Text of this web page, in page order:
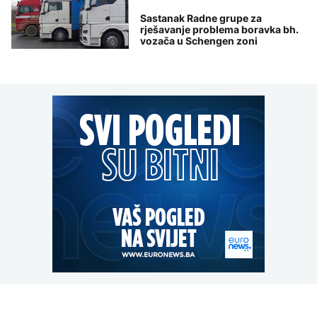
Sastanak Radne grupe za
rješavanje problema boravka bh.
vozača u Schengen zoni